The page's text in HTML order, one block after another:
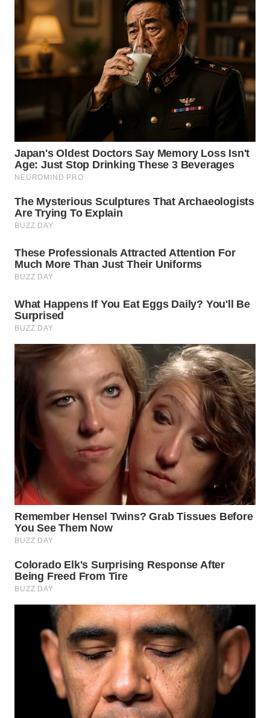
WN
KALTENG
WN
WN
WN
KALTIM
WN
SULSEL
WN
GORONTALO
WN
SULUT
WN
MALUKU
MALUT
DAIRI
WN
DANAU
TOBA
WN
WN
LANGKAT
TAPANULI
SELATAN
TANJUNG